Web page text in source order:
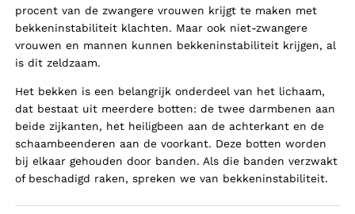
procent van de zwangere vrouwen krijgt te maken met
bekkeninstabiliteit klachten. Maar ook niet-zwangere
vrouwen en mannen kunnen bekkeninstabiliteit krijgen, al
is dit zeldzaam.
Het bekken is een belangrijk onderdeel van het lichaam,
dat bestaat uit meerdere botten: de twee darmbenen aan
beide zijkanten, het heiligbeen aan de achterkant en de
schaambeenderen aan de voorkant. Deze botten worden
bij elkaar gehouden door banden. Als die banden verzwakt
of beschadigd raken, spreken we van bekkeninstabiliteit.